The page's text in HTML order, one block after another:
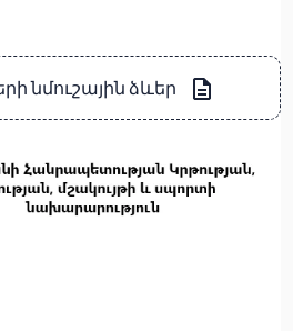
նմուշային ձևեր